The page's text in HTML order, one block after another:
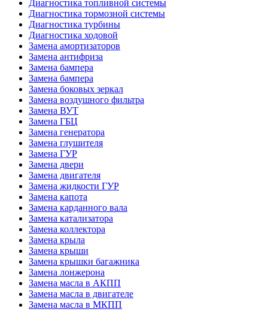
Диагностика топливной системы
Диагностика тормозной системы
Диагностика турбины
Диагностика ходовой
Замена амортизаторов
Замена антифриза
Замена бампера
Замена бампера
Замена боковых зеркал
Замена воздушного фильтра
Замена ВУТ
Замена ГБЦ
Замена генератора
Замена глушителя
Замена ГУР
Замена двери
Замена двигателя
Замена жидкости ГУР
Замена капота
Замена карданного вала
Замена катализатора
Замена коллектора
Замена крыла
Замена крыши
Замена крышки багажника
Замена лонжерона
Замена масла в АКПП
Замена масла в двигателе
Замена масла в МКПП